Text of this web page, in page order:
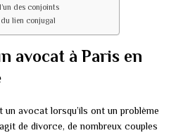
des conjoints
lien conjugal
avocat à Paris en
avocat lorsqu’ils ont un problème
de divorce, de nombreux couples